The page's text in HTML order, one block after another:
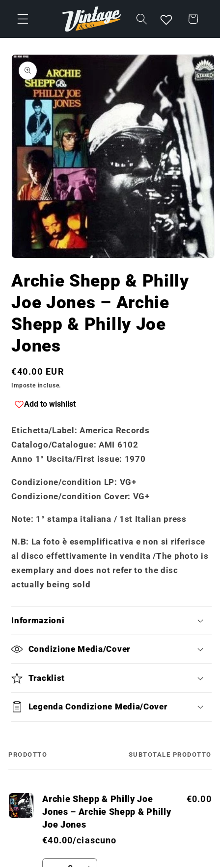
direttamente
ai contenuti
Carrello
Passa alle
informazioni
sul prodotto
multimediali
1
finestra
modale
Archie Shepp & Philly
Joe Jones – Archie
Shepp & Philly Joe
Jones
Prezzo
di
€40.00 EUR
Imposte incluse.
Add to wishlist
Etichetta/Label : America Records
Catalogo/Catalogue:AMI 6102
Anno 1° Uscita/First issue: 1970
Condizione/condition LP: VG+
Condizione/condition Cover: VG+
Note: 1° stampa italiana / 1st Italian press
N.B: La foto è esemplificativa e non si riferisce
al disco effettivamente in vendita /The photo is
exemplary and does not refer to the disc
actually being sold
Informazioni
Condizione Media/Cover
Tracklist
Legenda Condizione Media/Cover
Il
PRODOTTO SUBTOTALE PRODOTTO
Archie Shepp & Philly Joe
Jones – Archie Shepp & Philly
Joe Jones
€40.00/ciascuno
€0.00
Quantità